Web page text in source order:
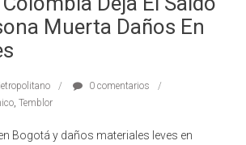
Muerta Daños En
0 comentarios
, Temblor
Bogotá y daños materiales leves en